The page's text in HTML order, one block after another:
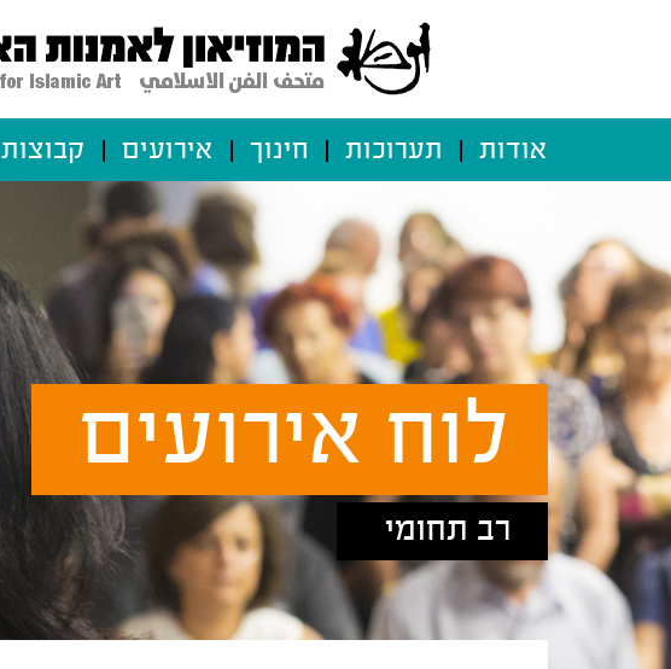
אודות תערוכות חינוך אירועים קבוצות
לוח אירועים
רב תחומי